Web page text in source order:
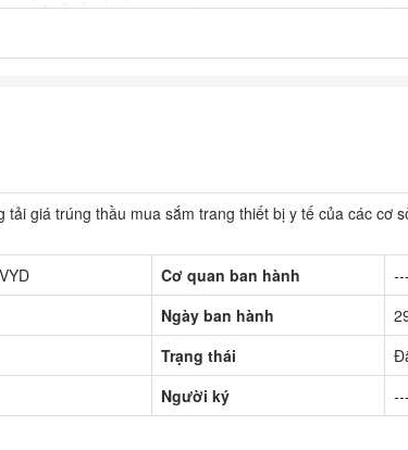
tải giá trúng thầu mua sắm trang thiết bị y tế của các cơ
Cơ quan ban hành
---
Ngày ban hành
Trạng thái
Người ký
---